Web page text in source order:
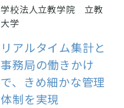
学校法人立教学院 立教
大学
リアルタイム集計と
事務局の働きかけ
で、きめ細かな管理
体制を実現